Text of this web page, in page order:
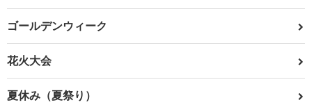
ゴールデンウィーク
花火大会
夏休み（夏祭り）